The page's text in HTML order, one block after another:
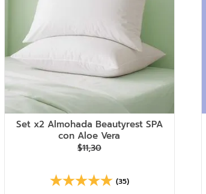
Set x2 Almohada Beautyrest SPA
con Aloe Vera
$11,30
(35)